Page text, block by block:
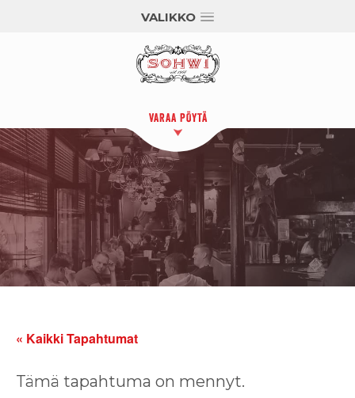
VALIKKO
VARAA PÖYTÄ
« Kaikki Tapahtumat
Tämä tapahtuma on mennyt.